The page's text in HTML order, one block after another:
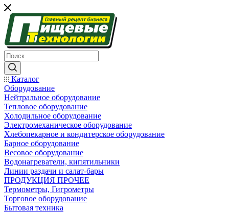
Каталог
Оборудование
Нейтральное оборудование
Тепловое оборудование
Холодильное оборудование
Электромеханическое оборудование
Хлебопекарное и кондитерское оборудование
Барное оборудование
Весовое оборудование
Водонагреватели, кипятильники
Линии раздачи и салат-бары
ПРОДУКЦИЯ ПРОЧЕЕ
Термометры, Гигрометры
Торговое оборудование
Бытовая техника